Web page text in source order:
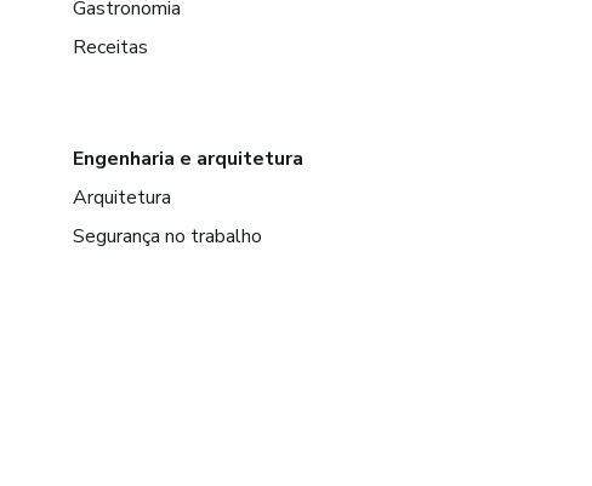
Gastronomia
Receitas
Engenharia e arquitetura
Arquitetura
Segurança no trabalho